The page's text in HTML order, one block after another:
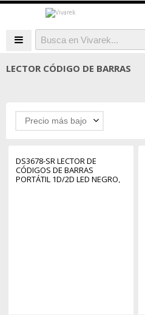
LECTOR CÓDIGO DE BARRAS
Precio más bajo
DS3678-SR LECTOR DE
CÓDIGOS DE BARRAS
PORTÁTIL 1D/2D LED NEGRO,